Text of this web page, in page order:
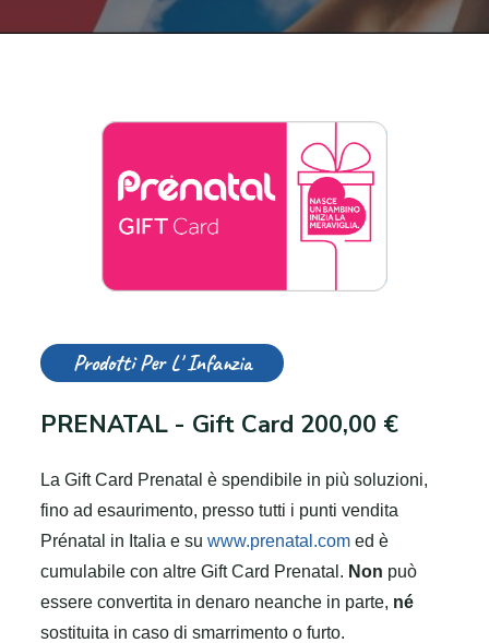
Prodotti Per L' Infanzia
PRENATAL - Gift Card 200,00 €
La Gift Card Prenatal è spendibile in più soluzioni,
fino ad esaurimento, presso tutti i punti vendita
Prénatal in Italia e suwww.prenatal.com ed è
cumulabile con altre Gift Card Prenatal. Non può
essere convertita in denaro neanche in parte, né
sostituita in caso di smarrimento o furto.